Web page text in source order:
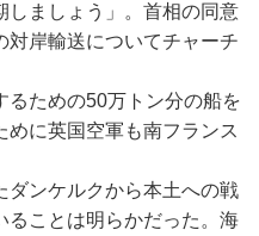
しましょう」。首相の同意
対岸輸送についてチャーチ
ための50万トン分の船を
に英国空軍も南フランス
ンケルクから本土への戦
ることは明らかだった。海